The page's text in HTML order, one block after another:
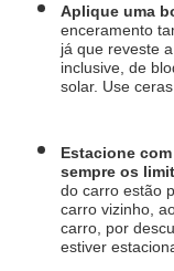
Aplique uma
enceramento
já que reveste
inclusive, de
solar. Use
Estacione
sempre os
do carro estão
carro vizinho,
carro, por
estiver